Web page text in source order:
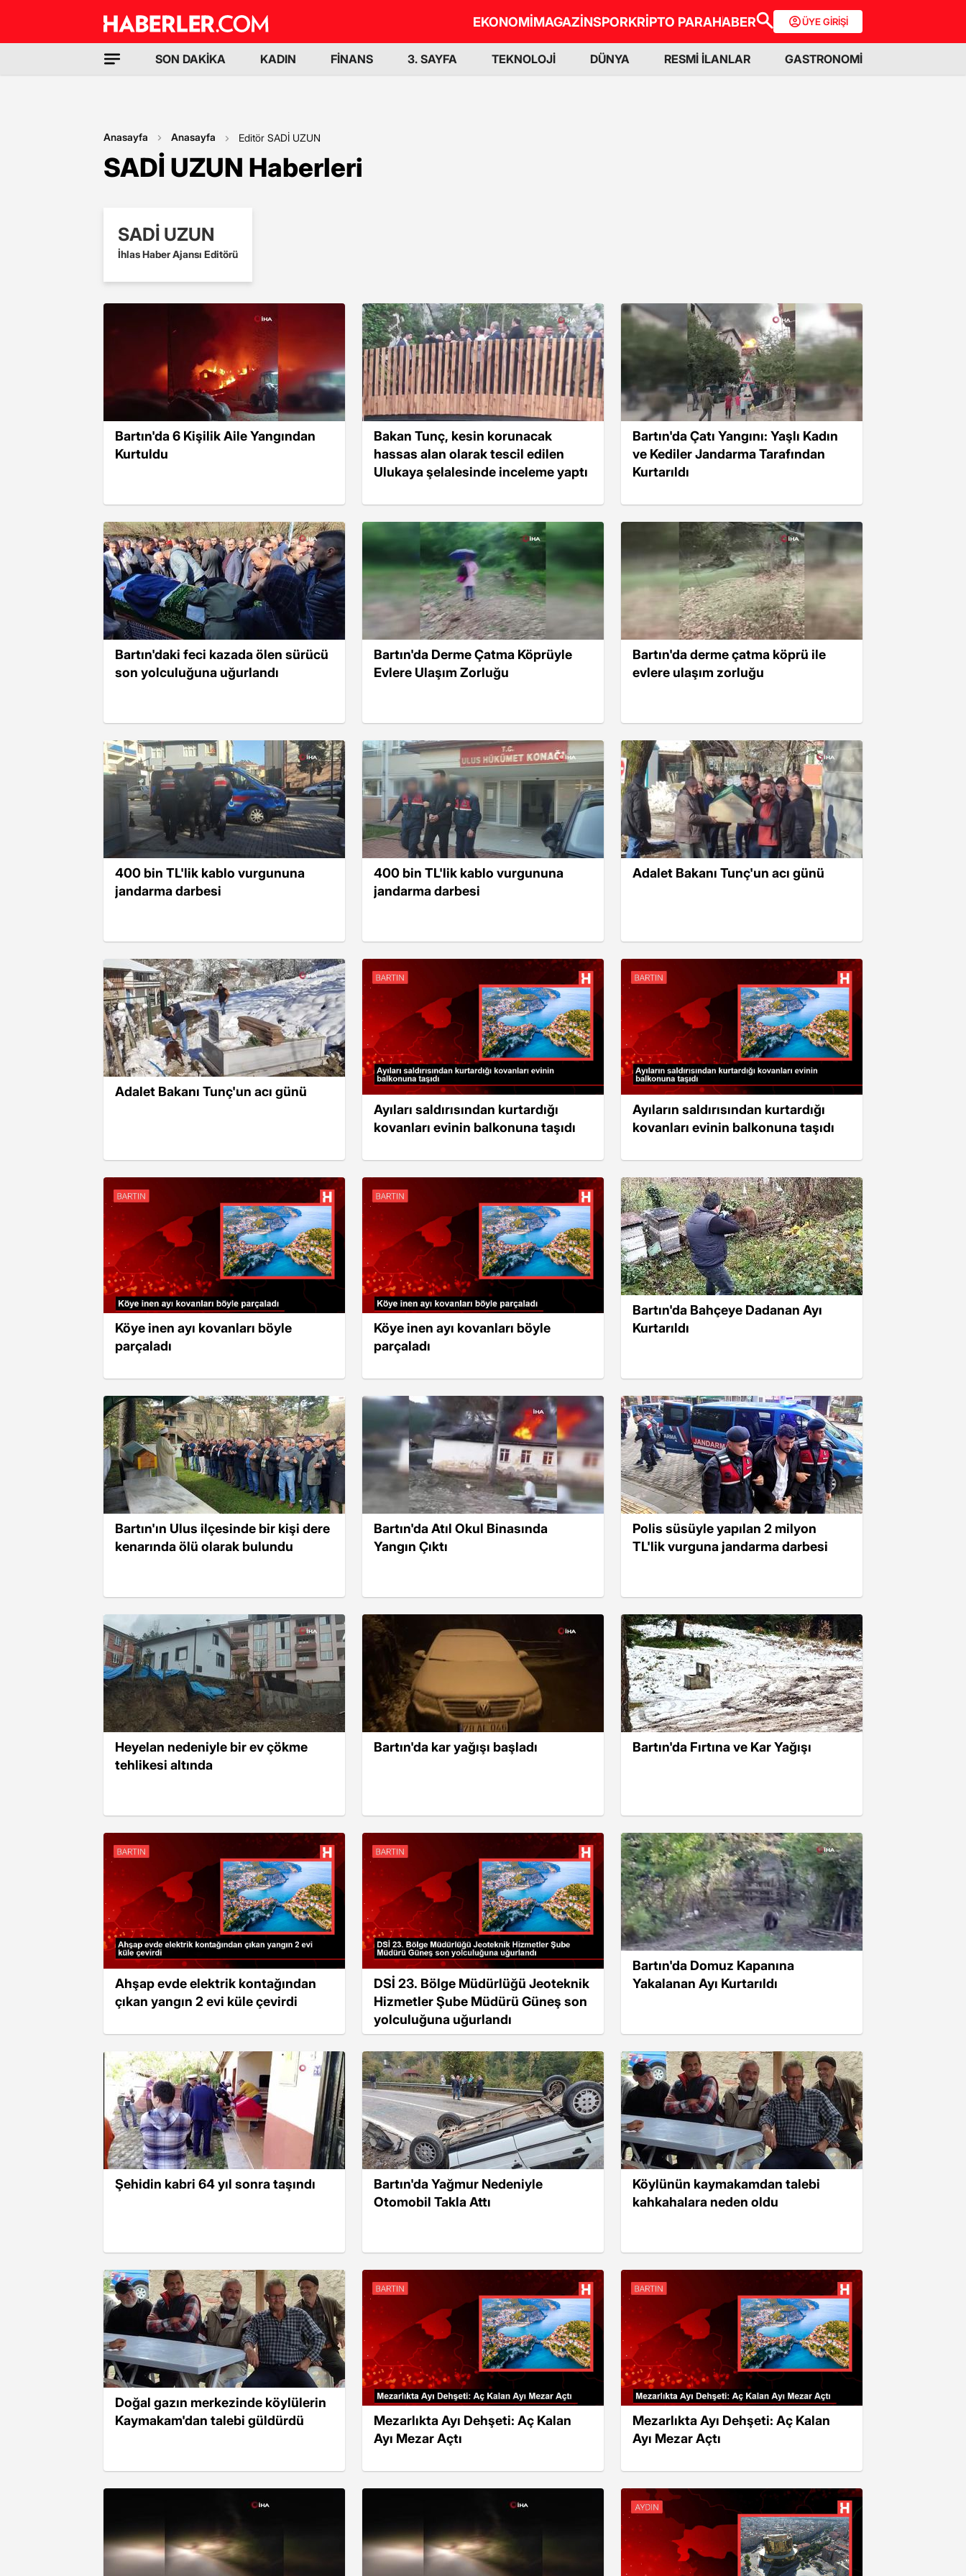
EKONOMİMAGAZİNSPORKRİPTO PARAHABER ÜYE GİRİŞİ
SON DAKİKA KADIN FİNANS 3. SAYFA TEKNOLOJİ DÜNYA RESMİ İLANLAR GASTRONOMİ
Anasayfa Anasayfa Editör SADİ UZUN
SADİ UZUN Haberleri
SADİ UZUN
İhlas Haber Ajansı Editörü
Bartın'da 6 Kişilik Aile Yangından
Kurtuldu
Bakan Tunç, kesin korunacak
hassas alan olarak tescil edilen
Ulukaya şelalesinde inceleme yaptı
Bartın'da Çatı Yangını: Yaşlı Kadın
ve Kediler Jandarma Tarafından
Kurtarıldı
Bartın'daki feci kazada ölen sürücü
son yolculuğuna uğurlandı
Bartın'da Derme Çatma Köprüyle
Evlere Ulaşım Zorluğu
Bartın'da derme çatma köprü ile
evlere ulaşım zorluğu
400 bin TL'lik kablo vurgununa
jandarma darbesi
400 bin TL'lik kablo vurgununa
jandarma darbesi
Adalet Bakanı Tunç'un acı günü
Adalet Bakanı Tunç'un acı günü
Ayıları saldırısından kurtardığı
kovanları evinin balkonuna taşıdı
Ayıların saldırısından kurtardığı
kovanları evinin balkonuna taşıdı
Köye inen ayı kovanları böyle
parçaladı
Köye inen ayı kovanları böyle
parçaladı
Bartın'da Bahçeye Dadanan Ayı
Kurtarıldı
Bartın'ın Ulus ilçesinde bir kişi dere
kenarında ölü olarak bulundu
Bartın'da Atıl Okul Binasında
Yangın Çıktı
Polis süsüyle yapılan 2 milyon
TL'lik vurguna jandarma darbesi
Heyelan nedeniyle bir ev çökme
tehlikesi altında
Bartın'da kar yağışı başladı Bartın'da Fırtına ve Kar Yağışı
Ahşap evde elektrik kontağından
çıkan yangın 2 evi küle çevirdi
DSİ 23. Bölge Müdürlüğü Jeoteknik
Hizmetler Şube Müdürü Güneş son
yolculuğuna uğurlandı
Bartın'da Domuz Kapanına
Yakalanan Ayı Kurtarıldı
Şehidin kabri 64 yıl sonra taşındı
Bartın'da Yağmur Nedeniyle
Otomobil Takla Attı
Köylünün kaymakamdan talebi
kahkahalara neden oldu
Doğal gazın merkezinde köylülerin
Kaymakam'dan talebi güldürdü
Mezarlıkta Ayı Dehşeti: Aç Kalan
Ayı Mezar Açtı
Mezarlıkta Ayı Dehşeti: Aç Kalan
Ayı Mezar Açtı